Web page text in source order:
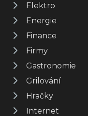
Elektro
Energie
Finance
Firmy
Gastronomie
Grilování
Hračky
Internet